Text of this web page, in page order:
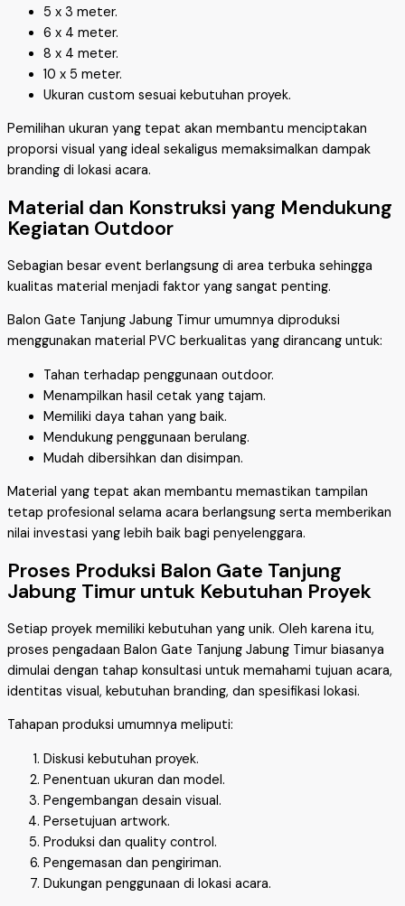
5 x 3 meter.
6 x 4 meter.
8 x 4 meter.
10 x 5 meter.
Ukuran custom sesuai kebutuhan proyek.
Pemilihan ukuran yang tepat akan membantu menciptakan
proporsi visual yang ideal sekaligus memaksimalkan dampak
branding di lokasi acara.
Material dan Konstruksi yang Mendukung
Kegiatan Outdoor
Sebagian besar event berlangsung di area terbuka sehingga
kualitas material menjadi faktor yang sangat penting.
Balon Gate Tanjung Jabung Timur umumnya diproduksi
menggunakan material PVC berkualitas yang dirancang untuk:
Tahan terhadap penggunaan outdoor.
Menampilkan hasil cetak yang tajam.
Memiliki daya tahan yang baik.
Mendukung penggunaan berulang.
Mudah dibersihkan dan disimpan.
Material yang tepat akan membantu memastikan tampilan
tetap profesional selama acara berlangsung serta memberikan
nilai investasi yang lebih baik bagi penyelenggara.
Proses Produksi Balon Gate Tanjung
Jabung Timur untuk Kebutuhan Proyek
Setiap proyek memiliki kebutuhan yang unik. Oleh karena itu,
proses pengadaan Balon Gate Tanjung Jabung Timur biasanya
dimulai dengan tahap konsultasi untuk memahami tujuan acara,
identitas visual, kebutuhan branding, dan spesifikasi lokasi.
Tahapan produksi umumnya meliputi:
Diskusi kebutuhan proyek.
Penentuan ukuran dan model.
Pengembangan desain visual.
Persetujuan artwork.
Produksi dan quality control.
Pengemasan dan pengiriman.
Dukungan penggunaan di lokasi acara.